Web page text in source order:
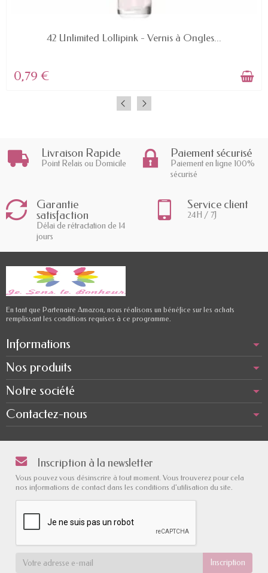
42 Unlimited Lollipink - Vernis à Ongles...
0,79 €
Livraison Rapide
Point Relais ou Domicile
Paiement sécurisé
Paiement en ligne 100%
sécurisé
Garantie
satisfaction
Délai de rétractation de 14
jours
Service client
24H / 7J
En tant que Partenaire Amazon, nous réalisons un bénéfice sur les achats
remplissant les conditions requises à ce programme.
Informations
Nos produits
Notre société
Contactez-nous
Inscription à la newsletter
Vous pouvez vous désinscrire à tout moment. Vous trouverez pour cela
nos informations de contact dans les conditions d'utilisation du site.